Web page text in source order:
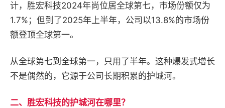
计，胜宏科技2024年尚位居全球第七，市场份额仅为
1.7%；但到了2025年上半年，公司以13.8%的市场份
额登顶全球第一。
从全球第七到全球第一，只用了半年。这种爆发式增长
不是偶然的，它源于公司长期积累的护城河。
二、 胜宏科技的护城河在哪里？